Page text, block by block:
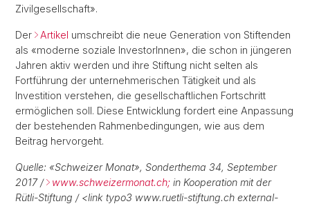
Zivilgesellschaft».
Der Artikel umschreibt die neue Generation von Stiftenden
als «moderne soziale InvestorInnen», die schon in jüngeren
Jahren aktiv werden und ihre Stiftung nicht selten als
Fortführung der unternehmerischen Tätigkeit und als
Investition verstehen, die gesellschaftlichen Fortschritt
ermöglichen soll. Diese Entwicklung fordert eine Anpassung
der bestehenden Rahmenbedingungen, wie aus dem
Beitrag hervorgeht.
Quelle: «Schweizer Monat», Sonderthema 34, September
2017 /
www.schweizermonat.ch; in Kooperation mit der
Rütli-Stiftung / <link typo3 www.ruetli-stiftung.ch external-